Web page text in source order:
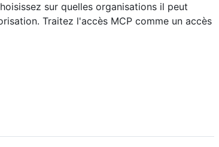
sur quelles organisations il peut
Traitez l'accès MCP comme un accès